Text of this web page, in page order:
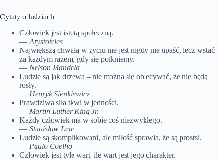
Cytaty o ludziach
Człowiek jest istotą społeczną.
— Arystoteles
Największą chwałą w życiu nie jest nigdy nie upaść, lecz wstać
za każdym razem, gdy się potkniemy.
— Nelson Mandela
Ludzie są jak drzewa – nie można się obiecywać, że nie będą
rosły.
— Henryk Sienkiewicz
Prawdziwa siła tkwi w jedności.
— Martin Luther King Jr.
Każdy człowiek ma w sobie coś niezwykłego.
— Stanisław Lem
Ludzie są skomplikowani, ale miłość sprawia, że są prostsi.
— Paulo Coelho
Człowiek jest tyle wart, ile wart jest jego charakter.